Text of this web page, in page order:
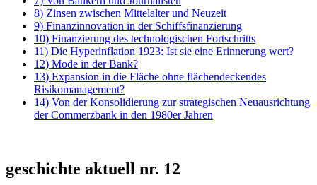
8) Zinsen zwischen Mittelalter und Neuzeit
9) Finanzinnovation in der Schiffsfinanzierung
10) Finanzierung des technologischen Fortschritts
11) Die Hyperinflation 1923: Ist sie eine Erinnerung wert?
12) Mode in der Bank?
13) Expansion in die Fläche ohne flächendeckendes
Risikomanagement?
14) Von der Konsolidierung zur strategischen Neuausrichtung
der Commerzbank in den 1980er Jahren
geschichte aktuell nr. 12